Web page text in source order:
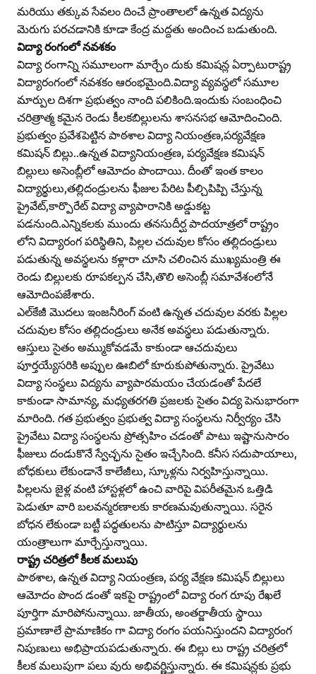
మరియు తక్కువ సేవలం దించే ప్రాంతాలలో ఉన్నత విద్యను
మెరుగు పరచడానికి కూడా కేంద్ర మద్దతు అందించ బడుతుంది.
విద్యా రంగంలో నవశకం
విద్యా రంగాన్ని సమూలంగా మార్చేం దుకు కమిషన్ల ఏర్పాటురాష్ట్ర
విద్యారంగంలో నవశకం ఆరంభమైంది.విద్యా వ్యవస్థలో సమూల
మార్పుల దిశగా ప్రభుత్వం నాంది పలికింది.ఇందుకు సంబంధించి
చరిత్రాత్మ కమైన రెండు కీలకబిల్లులను శాసనసభ ఆమోదించింది.
ప్రభుత్వం ప్రవేశపెట్టిన పాఠశాల విద్యా నియంత్రణ,పర్యవేక్షణ
కమిషన్‌ బిల్లు..ఉన్నత విద్యానియంత్రణ, పర్యవేక్షణ కమిషన్‌
బిల్లులు అసెంబ్లీలో ఆమోదం పొందాయి. దీంతో ఇంత కాలం
విద్యార్థులు,తల్లిదండ్రులను ఫీజుల పేరిట పీల్చిపిప్పి చేస్తున్న
ప్రైవేట్‌,కార్పొరేట్‌ విద్యా వ్యాపారానికి అడ్డుకట్ట
పడనుంది.ఎన్నికలకు ముందు తనసుదీర్ఘ పాదయాత్రలో రాష్ట్రం
లోని విద్యారంగ పరిస్థితిని, పిల్లల చదువుల కోసం తల్లిదండ్రులు
పడుతున్న అవస్థలను కళ్లారా చూసి చలించిన ముఖ్యమంత్రి ఈ
రెండు బిల్లులకు రూపకల్పన చేసి,తొలి అసెంబ్లీ సమావేశంలోనే
ఆమోదింపజేశారు.
ఎల్‌కేజీ మొదలు ఇంజనీరింగ్‌ వంటి ఉన్నత చదువుల వరకు పిల్లల
చదువుల కోసం తల్లిదండ్రులు అనేక అవస్థలు పడుతున్నారు.
ఆస్తులు సైతం అమ్ముకోవడమే కాకుండా ఆచదువులు
పూర్తయ్యేసరికి అప్పుల ఊబిలో కూరుకుపోతున్నారు. ప్రైవేటు
విద్యా సంస్థలు విద్యను వ్యాపారమయం చేయడంతో పేదలే
కాకుండా సామాన్య, మధ్యతరగతి ప్రజలకు సైతం విద్య పెనుభారంగా
మారింది. గత ప్రభుత్వం ప్రభుత్వ విద్యా సంస్థలను నిర్వీర్యం చేసి
ప్రైవేటు విద్యా సంస్థలను ప్రోత్సహిం చడంతో పాటు ఇష్టానుసారం
ఫీజులు దండుకొనే స్వేచ్ఛను సైతం ఇచ్చేసింది. కనీస సదుపాయాలు,
బోధకులు లేకుండానే కాలేజీలు, స్కూళ్లను నిర్వహిస్తున్నాయి.
పిల్లలను జైళ్ల వంటి హాస్టళ్లలో ఉంచి వారిపై విపరీతమైన ఒత్తిడి
పెడుతూ వారి బలవన్మరణాలకు కారణమవుతున్నాయి. సరైన
బోధన లేకుండా బట్టీ పద్ధతులను పాటిస్తూ విద్యార్థులను
యంత్రాలుగా మార్చేస్తున్నాయి.
రాష్ట్ర చరిత్రలో కీలక మలుపు
పాఠశాల, ఉన్నత విద్యా నియంత్రణ, పర్య వేక్షణ కమిషన్‌ బిల్లులు
ఆమోదం పొంద డంతో ఇకపై రాష్ట్రంలో విద్యా రంగ రూపు రేఖలే
పూర్తిగా మారిపోనున్నాయి. జాతీయ, అంతర్జాతీయ స్థాయి
ప్రమాణాలే ప్రామాణికం గా విద్యా రంగం పయనిస్తుందని విద్యారంగ
నిపుణులు అభిప్రాయపడుతున్నారు. ఈ బిల్లు లు రాష్ట్ర చరిత్రలో
కీలక మలుపుగా పలు వురు అభివర్ణిస్తున్నారు. ఈ కమిషన్లకు ప్రభు